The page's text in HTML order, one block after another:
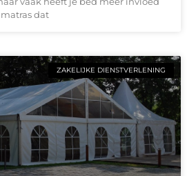
dat
ZAKELIJKE DIENSTVERLENING